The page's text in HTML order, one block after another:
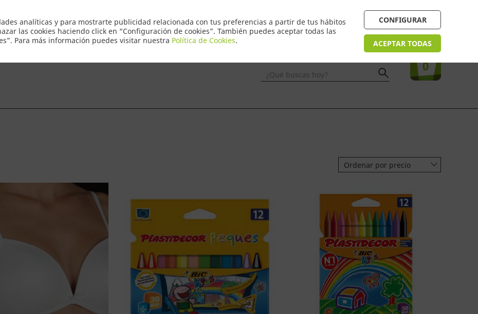
analíticas y para mostrarte publicidad relacionada con tus preferencias a partir de tus hábitos
las cookies haciendo click en “Configuración de cookies”. También puedes aceptar todas las
Para más información puedes visitar nuestra Política de Cookies.
CONFIGURAR
ACEPTAR TODAS
¿Necesitas ayuda? FAQ
Tu compra
0
Contacto
¿Qué buscas hoy?
Ordenar por precio